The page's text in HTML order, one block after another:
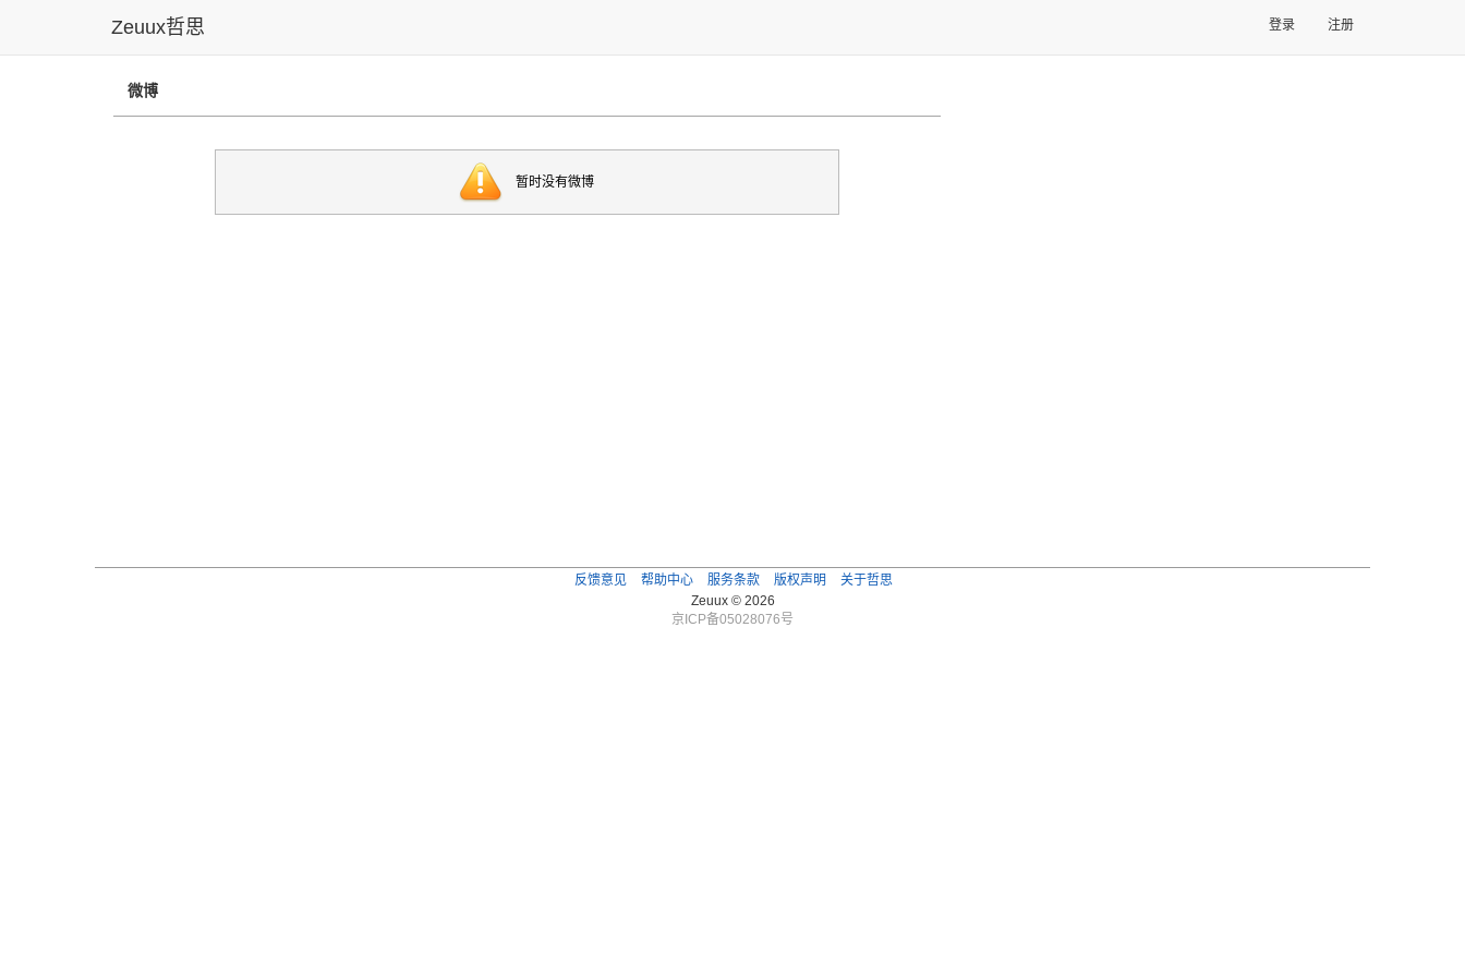
Zeuux哲思 登录 注册
微博
暂时没有微博
反馈意见 帮助中心 服务条款 版权声明
关于哲思
Zeuux © 2026
京ICP备05028076号